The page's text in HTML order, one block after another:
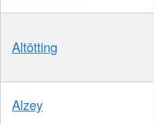
Altötting
Alzey